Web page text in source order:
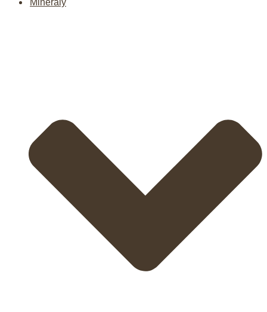
Minerály